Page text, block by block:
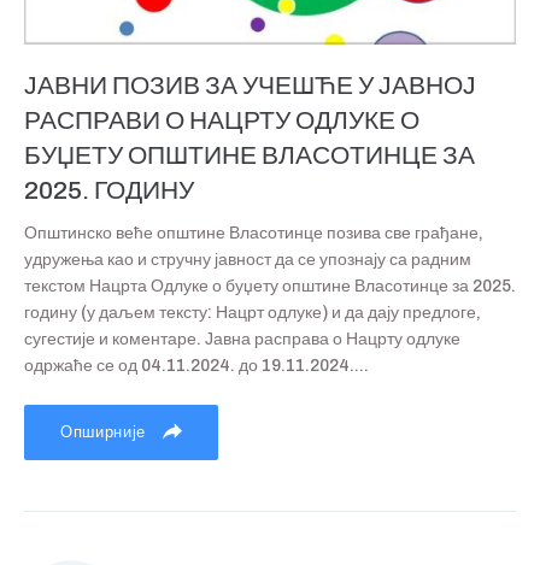
ЈАВНИ ПОЗИВ ЗА УЧЕШЋЕ У ЈАВНОЈ
РАСПРАВИ О НАЦРТУ ОДЛУКЕ О
БУЏЕТУ ОПШТИНЕ ВЛАСОТИНЦЕ ЗА
2025. ГОДИНУ
Општинско веће општине Власотинце позива све грађане,
удружења као и стручну јавност да се упознају са радним
текстом Нацрта Одлуке о буџету општине Власотинце за 2025.
годину (у даљем тексту: Нацрт одлуке) и да дају предлоге,
сугестије и коментаре. Јавна расправа о Нацрту одлуке
одржаће се од 04.11.2024. до 19.11.2024....
Опширније